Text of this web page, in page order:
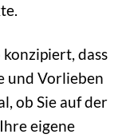
dass
und Vorlieben
ob Sie auf der
eigene